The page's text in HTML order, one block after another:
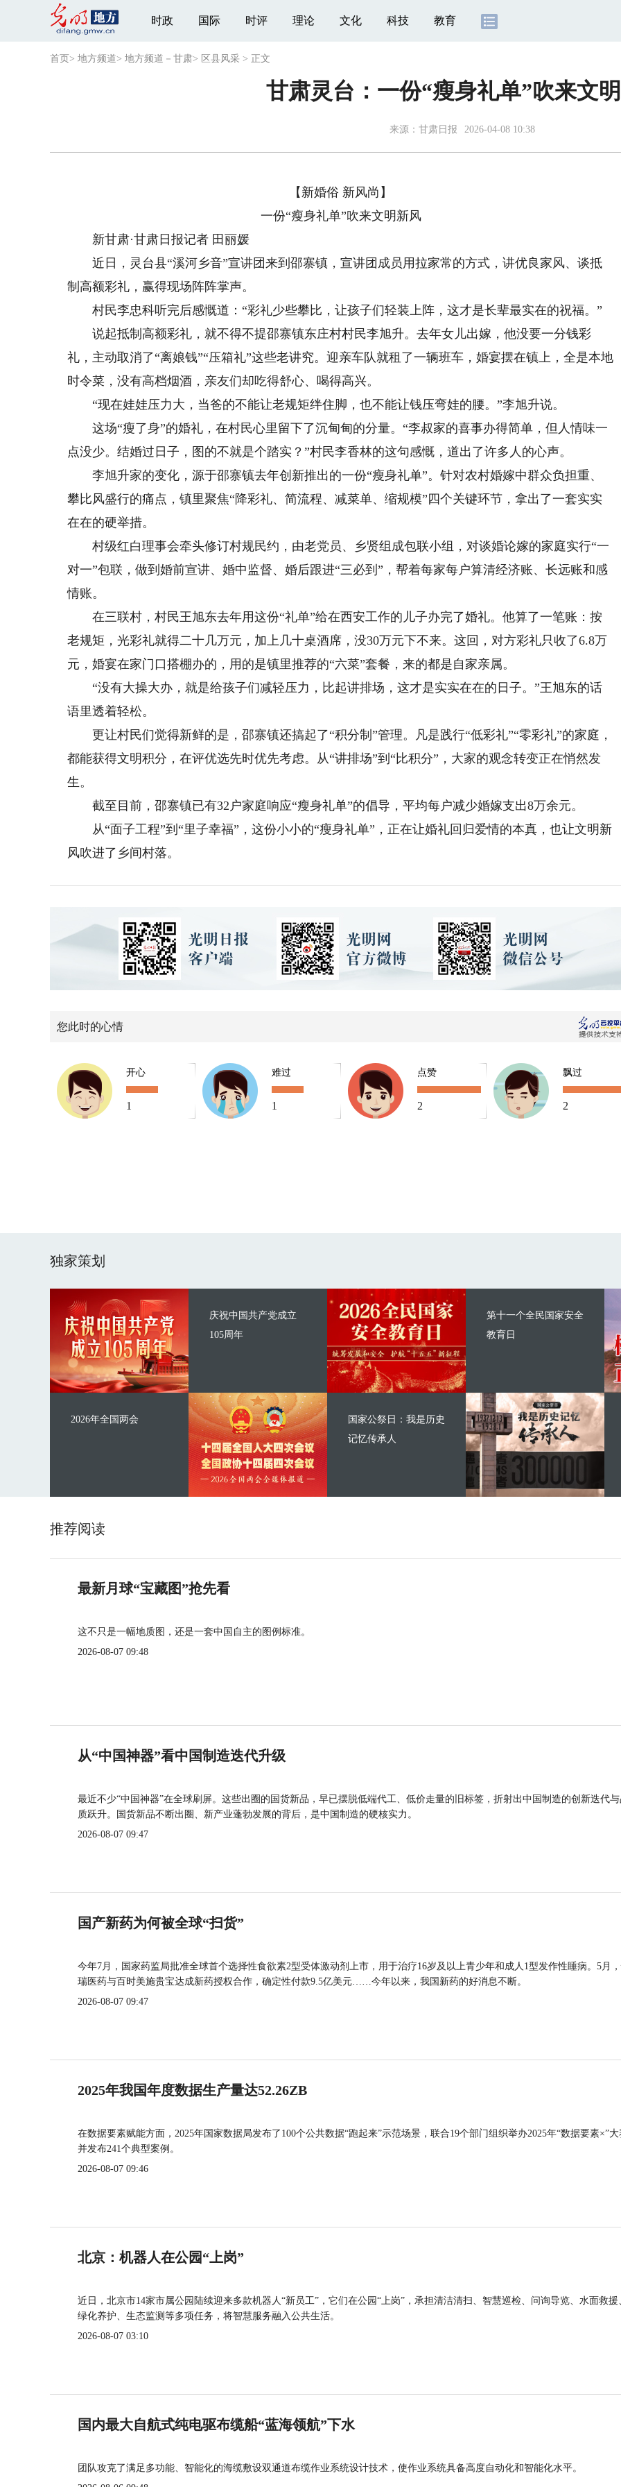
时政 国际 时评 理论 文化 科技 教育
首页 > 地方频道> 地方频道－甘肃> 区县风采 > 正文
甘肃灵台：一份“瘦身礼单”吹来文
来源： 甘肃日报 2026-04-08 10:38
【新婚俗 新风尚】
一份“瘦身礼单”吹来文明新风
新甘肃·甘肃日报记者 田丽媛
近日，灵台县“溪河乡音”宣讲团来到邵寨镇，宣讲团成员用拉家常的方式，讲优良家风、谈抵
制高额彩礼，赢得现场阵阵掌声。
村民李忠科听完后感慨道：“彩礼少些攀比，让孩子们轻装上阵，这才是长辈最实在的祝福。”
说起抵制高额彩礼，就不得不提邵寨镇东庄村村民李旭升。去年女儿出嫁，他没要一分钱彩
礼，主动取消了“离娘钱”“压箱礼”这些老讲究。迎亲车队就租了一辆班车，婚宴摆在镇上，全是本地
时令菜，没有高档烟酒，亲友们却吃得舒心、喝得高兴。
“现在娃娃压力大，当爸的不能让老规矩绊住脚，也不能让钱压弯娃的腰。”李旭升说。
这场“瘦了身”的婚礼，在村民心里留下了沉甸甸的分量。“李叔家的喜事办得简单，但人情味一
点没少。结婚过日子，图的不就是个踏实？”村民李香林的这句感慨，道出了许多人的心声。
李旭升家的变化，源于邵寨镇去年创新推出的一份“瘦身礼单”。针对农村婚嫁中群众负担重、
攀比风盛行的痛点，镇里聚焦“降彩礼、简流程、减菜单、缩规模”四个关键环节，拿出了一套实实
在在的硬举措。
村级红白理事会牵头修订村规民约，由老党员、乡贤组成包联小组，对谈婚论嫁的家庭实行“一
对一”包联，做到婚前宣讲、婚中监督、婚后跟进“三必到”，帮着每家每户算清经济账、长远账和感
情账。
在三联村，村民王旭东去年用这份“礼单”给在西安工作的儿子办完了婚礼。他算了一笔账：按
老规矩，光彩礼就得二十几万元，加上几十桌酒席，没30万元下不来。这回，对方彩礼只收了6.8万
元，婚宴在家门口搭棚办的，用的是镇里推荐的“六菜”套餐，来的都是自家亲属。
“没有大操大办，就是给孩子们减轻压力，比起讲排场，这才是实实在在的日子。”王旭东的话
语里透着轻松。
更让村民们觉得新鲜的是，邵寨镇还搞起了“积分制”管理。凡是践行“低彩礼”“零彩礼”的家庭，
都能获得文明积分，在评优选先时优先考虑。从“讲排场”到“比积分”，大家的观念转变正在悄然发
生。
截至目前，邵寨镇已有32户家庭响应“瘦身礼单”的倡导，平均每户减少婚嫁支出8万余元。
从“面子工程”到“里子幸福”，这份小小的“瘦身礼单”，正在让婚礼回归爱情的本真，也让文明新
风吹进了乡间村落。
您此时的心情
开心
1
难过
1
点赞
2
飘过
2
独家策划
庆祝中国共产党成立
105周年
2026年全国两会
第十一个全民国家安全
教育日
国家公祭日：我是历史
记忆传承人
推荐阅读
最新月球“宝藏图”抢先看
这不只是一幅地质图，还是一套中国自主的图例标准。
2026-08-07 09:48
从“中国神器”看中国制造迭代升级
最近不少“中国神器”在全球刷屏。这些出圈的国货新品，早已摆脱低端代工、低价走量的旧标签，折射出中国制造的创新迭代
质跃升。国货新品不断出圈、新产业蓬勃发展的背后，是中国制造的硬核实力。
2026-08-07 09:47
国产新药为何被全球“扫货”
今年7月，国家药监局批准全球首个选择性食欲素2型受体激动剂上市，用于治疗16岁及以上青少年和成人1型发作性睡病。5月
瑞医药与百时美施贵宝达成新药授权合作，确定性付款9.5亿美元……今年以来，我国新药的好消息不断。
2026-08-07 09:47
2025年我国年度数据生产量达52.26ZB
在数据要素赋能方面，2025年国家数据局发布了100个公共数据“跑起来”示范场景，联合19个部门组织举办2025年“数据要素×”大
并发布241个典型案例。
2026-08-07 09:46
北京：机器人在公园“上岗”
近日，北京市14家市属公园陆续迎来多款机器人“新员工”，它们在公园“上岗”，承担清洁清扫、智慧巡检、问询导览、水面救援
绿化养护、生态监测等多项任务，将智慧服务融入公共生活。
2026-08-07 03:10
国内最大自航式纯电驱布缆船“蓝海领航”下水
团队攻克了满足多功能、智能化的海缆敷设双通道布缆作业系统设计技术，使作业系统具备高度自动化和智能化水平。